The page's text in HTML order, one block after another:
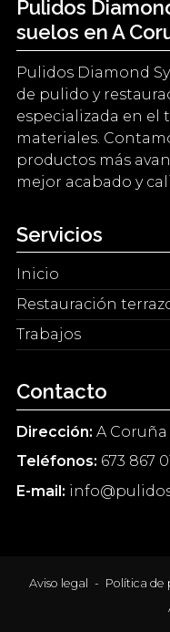
Pulidos
suelos en A
Pulidos Diamond
de pulido y
especializada en
materiales.
productos más
mejor acabado y
Servicios
Inicio
Restauración
Trabajos
Contacto
Dirección: A Coruña
Teléfonos: 673 867
E-mail:
Aviso legal - Política de